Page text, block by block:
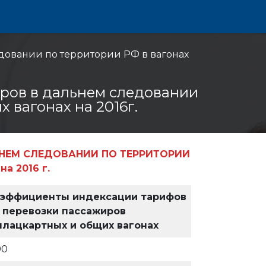
по территории РФ в вагонах
в дальнем следовании
на 2016г.
СЛЕДОВАНИИ ПО ТЕРРИТОРИИ
2016 г.
индексации тарифов
перевозки пассажиров
и общих вагонах